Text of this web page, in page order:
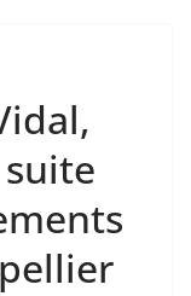
suite